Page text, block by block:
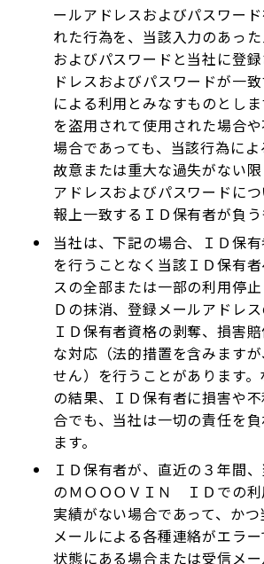
ールアドレスおよびパスワー
れた行為を、当該入力のあっ
およびパスワードと当社に登
ドレスおよびパスワードが一
による利用とみなすものとし
を盗用されて使用された場合
場合であっても、当該行為に
故意または重大な過失がない
アドレスおよびパスワードに
報上一致するＩＤ保有者が負う
当社は、下記の場合、ＩＤ保
を行うことなく当該ＩＤ保有
スの全部または一部の利用停
Ｄの抹消、登録メールアドレ
ＩＤ保有者資格の剥奪、損害
な対応（法的措置を含みます
せん）を行うことがあります
の結果、ＩＤ保有者に損害や
合でも、当社は一切の責任を
ます。
ＩＤ保有者が、直近の３年間
のＭＯＯＯＶＩＮ ＩＤでの利
実績がない場合であって、か
メールによる各種連絡がエラ
状態にある場合または受信メ